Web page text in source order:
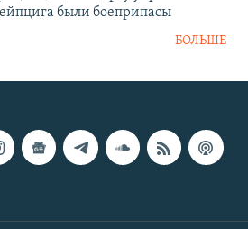
были боеприпасы
БОЛЬШЕ